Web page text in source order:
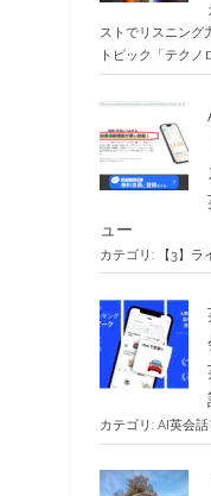
ストでリスニング
トピック「テクノ
ュー
カテゴリ: 【3】
カテゴリ: AI英会話